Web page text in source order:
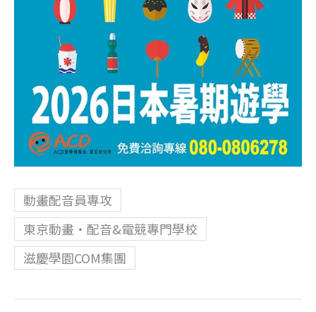
動畫配音員專攻
東京動畫・配音&電競專門學校
滋慶學園COM集團